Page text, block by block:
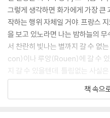
그렇게 생각하면 화가에게 가장 큰
작하는 행위 자체일 거야. 프랑스
을 보고 있노라면 나는 밤하늘의
서 찬란히 빛나는 별까지 갈 수 없
con)이나 루앙(Rouen)에 갈 수
지 갈 수 있을텐데. 틀림없는 사실
지로 살아있는 동안은 별에 갈 수
가 이승의 교통 기관이듯 콜레라나
책 속으